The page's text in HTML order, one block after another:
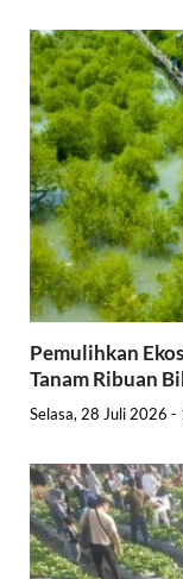
Pemulihkan
Tanam Ribuan
Selasa, 28 Juli 2026 -